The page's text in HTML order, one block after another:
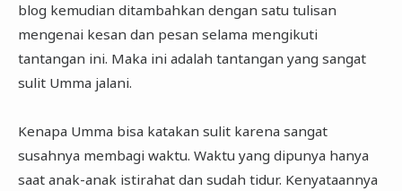
blog kemudian ditambahkan dengan satu tulisan
mengenai kesan dan pesan selama mengikuti
tantangan ini. Maka ini adalah tantangan yang sangat
sulit Umma jalani.
Kenapa Umma bisa katakan sulit karena sangat
susahnya membagi waktu. Waktu yang dipunya hanya
saat anak-anak istirahat dan sudah tidur. Kenyataannya